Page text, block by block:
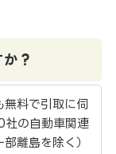
？
無料で引取に伺
社の自動車関連
離島を除く）